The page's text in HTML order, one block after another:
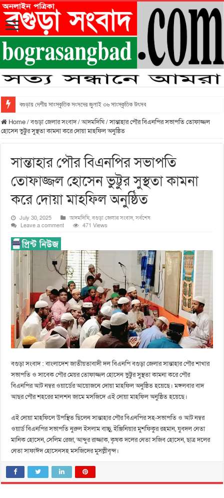
বগুড়ায় দেশীয় সাংস্কৃতিক সংসদের জুলাই ৩৬ সাংস্কৃতিক উৎসব
Home/বগুড়া জেলার সংবাদ/আদমদিঘি/সান্তাহার পৌর বিএনপির সভাপতি তোফাজ্জল
হোসেন ভুট্টুর সুস্থতা কামনা করে দোয়া মাহফিল অনুষ্ঠিত
সান্তাহার পৌর বিএনপির সভাপতি
তোফাজ্জল হোসেন ভুট্টুর সুস্থতা কামনা
করে দোয়া মাহফিল অনুষ্ঠিত
July 30, 2025 আদমদিঘি,বগুড়া জেলার সংবাদ,সর্বশেষ
Leave a comment
471 Views
বগুড়া সংবাদ : বাংলাদেশ জাতীয়তাবাদী দল বিএনপি বগুড়া জেলার সান্তাহার পৌর শাখার
সভাপতি ও সাবেক পৌর মেয়র তোফাজ্জল হোসেন ভুট্টুর সুস্থতা কামনা করে পৌর
বিএনপির আট নম্বর ওয়ার্ডের আয়োজনে দোয়া মাহফিল অনুষ্ঠিত হয়েছে। মঙ্গলবার বাদ
আছর পৌর শহরের মালশন জামে মসজিদে এই দোয়া মাহফিল অনুষ্ঠিত হয়েছে।
এই দোয়া মাহফিলে উপস্থিত ছিলেন সান্তাহার পৌর বিএনপির সহ-সভাপতি ও আট নম্বর
ওয়ার্ড বিএনপির সভাপতি নুরুল ইসলাম বাচ্চু, ইঞ্জিনিয়ার মুশফিকুর রহমান, যুবদল নেতা
মানিক হোসেন, সেলিম রেজা, আব্দুর রাজ্জাক, কৃষক দলের নেতা সজিব হোসেন, ছাত্র দলের
নেতা সাফাঈদ হোসেনসহ মসজিদের মুসল্লীবৃন্দ।